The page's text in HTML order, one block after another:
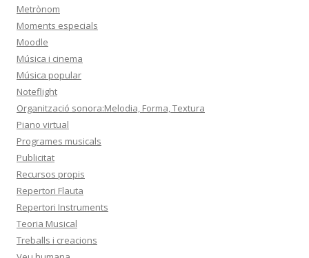
Metrònom
Moments especials
Moodle
Música i cinema
Música popular
Noteflight
Organització sonora:Melodia, Forma, Textura
Piano virtual
Programes musicals
Publicitat
Recursos propis
Repertori Flauta
Repertori Instruments
Teoria Musical
Treballs i creacions